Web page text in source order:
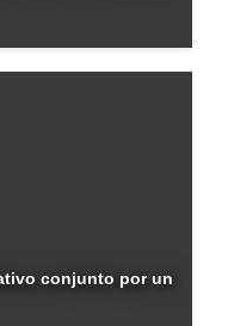
conjunto por un